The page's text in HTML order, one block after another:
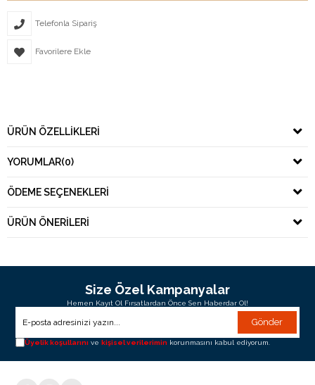
Telefonla Sipariş
Favorilere Ekle
ÜRÜN ÖZELLIKLERI
YORUMLAR(0)
ÖDEME SEÇENEKLERI
ÜRÜN ÖNERILERI
Size Özel Kampanyalar
Hemen Kayıt Ol Fırsatlardan Önce Sen Haberdar Ol!
Gönder
Üyelik koşullarını vekişisel verilerimin korunmasını kabul ediyorum.